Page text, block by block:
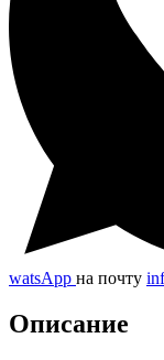
watsApp на почту
Описание